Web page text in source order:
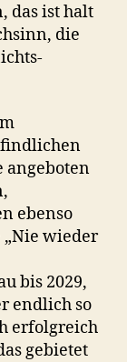
das ist halt
die
angeboten
ebenso
wieder
bis 2029,
endlich so
erfolgreich
gebietet